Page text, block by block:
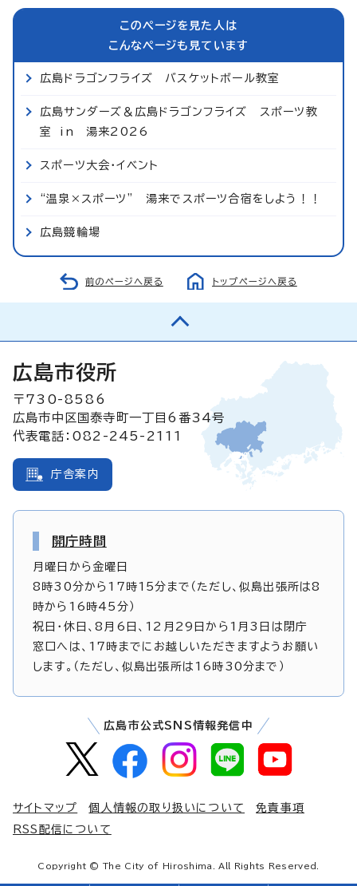
このページを見た人は
こんなページも見ています
広島ドラゴンフライズ バスケットボール教室
広島サンダーズ＆広島ドラゴンフライズ スポーツ教
室 in 湯来2026
スポーツ大会・イベント
“温泉×スポーツ” 湯来でスポーツ合宿をしよう！！
広島競輪場
前のページへ戻る トップページへ戻る
広島市役所
〒730-8586
広島市中区国泰寺町一丁目6番34号
代表電話：082-245-2111
庁舎案内
開庁時間
月曜日から金曜日
8時30分から17時15分まで（ただし、似島出張所は8
時から16時45分）
祝日・休日、8月6日、12月29日から1月3日は閉庁
窓口へは、17時までにお越しいただきますようお願い
します。（ただし、似島出張所は16時30分まで）
広島市公式SNS情報発信中
サイトマップ 個人情報の取り扱いについて
免責事項
RSS配信について
Copyright © The City of Hiroshima. All Rights Reserved.